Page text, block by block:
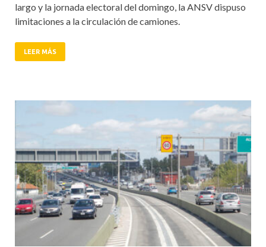
largo y la jornada electoral del domingo, la ANSV dispuso
limitaciones a la circulación de camiones.
LEER MÁS